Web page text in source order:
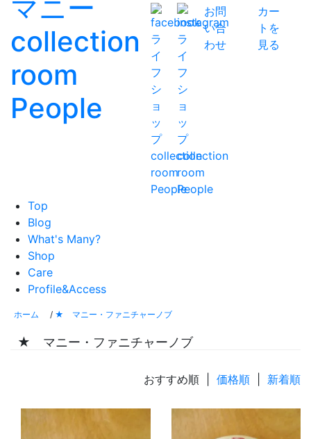
お問
い合
わせ
カー
トを
見る
Top
Blog
What's Many?
Shop
Care
Profile&Access
ホーム / ★ マニー・ファニチャーノブ
★ マニー・ファニチャーノブ
おすすめ順 | 価格順 新着順